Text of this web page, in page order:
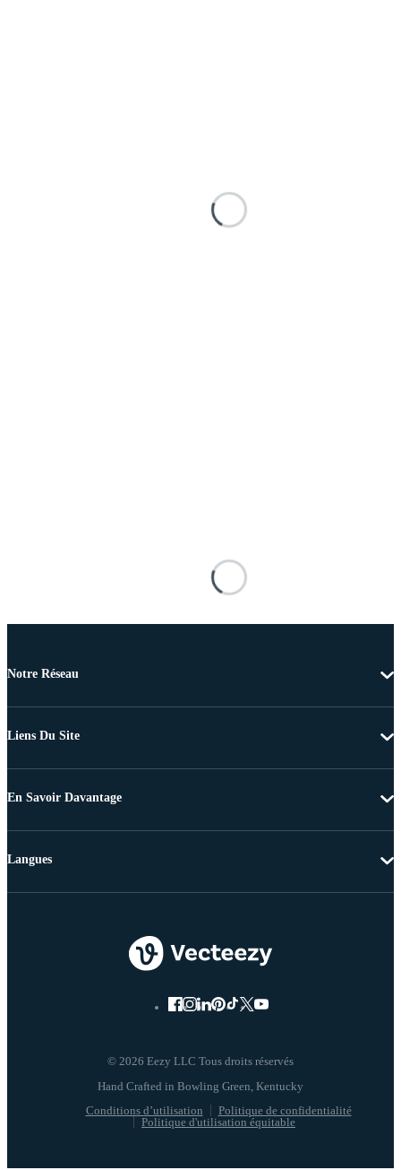
Notre Réseau
Liens Du Site
En Savoir Davantage
© 2026 Eezy LLC Tous droits réservés
Conditions d’utilisation
Politique de confidentialité
Politique d'utilisation équitable
Langues